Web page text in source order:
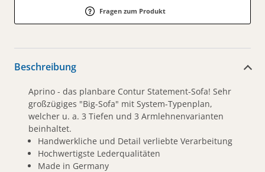
Fragen zum Produkt
Beschreibung
Aprino - das planbare Contur Statement-Sofa! Sehr
großzügiges "Big-Sofa" mit System-Typenplan,
welcher u. a. 3 Tiefen und 3 Armlehnenvarianten
beinhaltet.
Handwerkliche und Detail verliebte Verarbeitung
Hochwertigste Lederqualitäten
Made in Germany